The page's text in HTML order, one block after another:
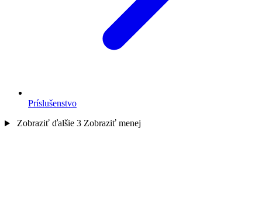
Príslušenstvo
Zobraziť ďalšie 3 Zobraziť menej